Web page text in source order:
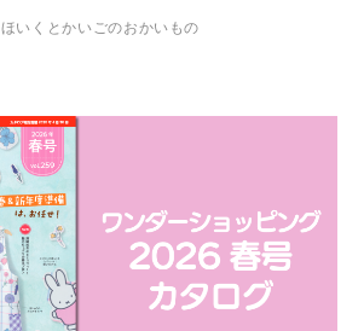
ほいくとかいごのおかいもの